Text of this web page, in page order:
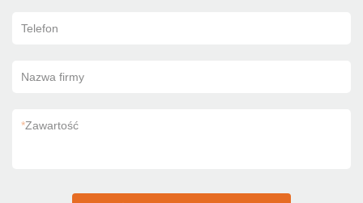
Telefon
Nazwa firmy
*Zawartość